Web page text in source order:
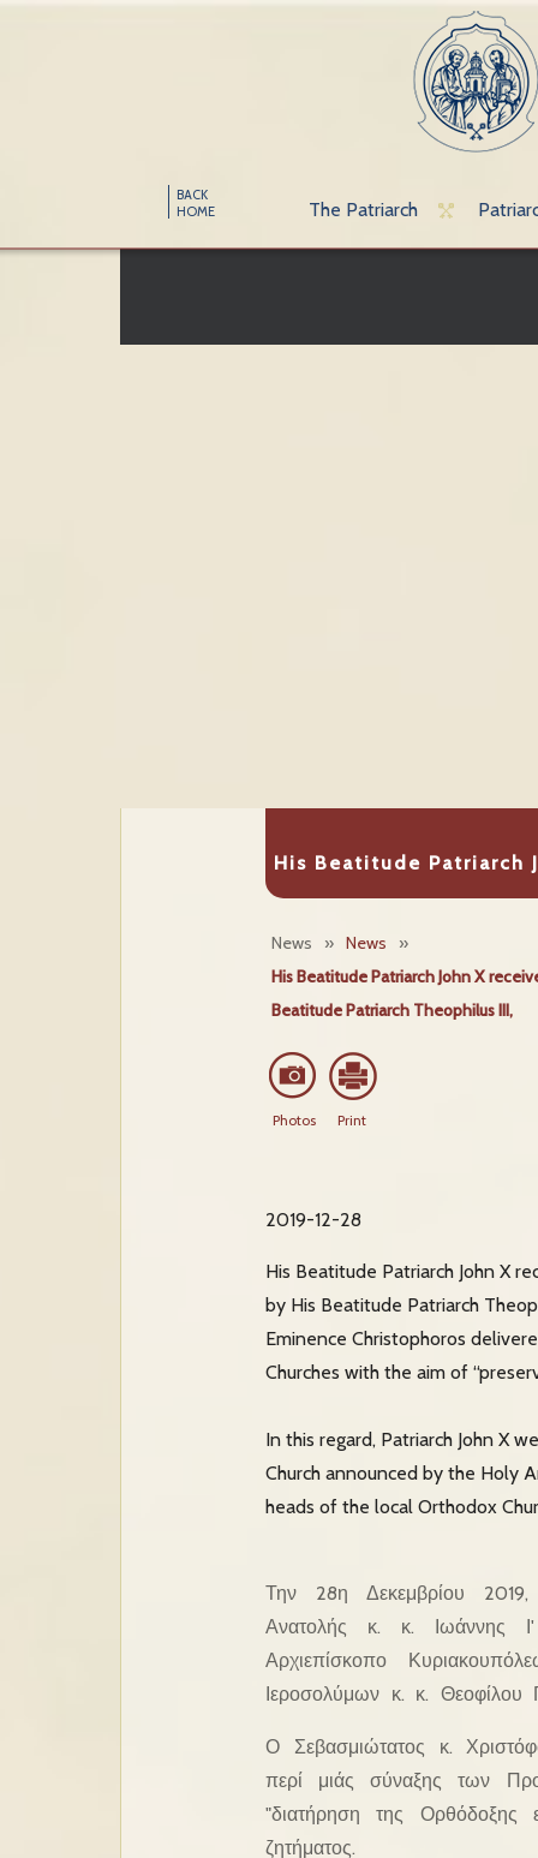
BACK
HOME
The Patriarch
His Beatitude Patriarch
News » News
»
His Beatitude Patriarch John X
Beatitude Patriarch Theophilus III,
Photos Print
2019-12-28
His Beatitude Patriarch John X
by His Beatitude Patriarch
Eminence Christophoros
Churches with the aim of
In this regard, Patriarch John X
Church announced by the Holy
heads of the local Orthodox
Την 28η Δεκεμβρίου 2019,
Ανατολής κ. κ. Ιωάννης
Αρχιεπίσκοπο
Ιεροσολύμων κ. κ. Θεοφίλου
Ο Σεβασμιώτατος κ.
περί μιάς σύναξης των
"διατήρηση της Ορθόδοξης
ζητήματος.